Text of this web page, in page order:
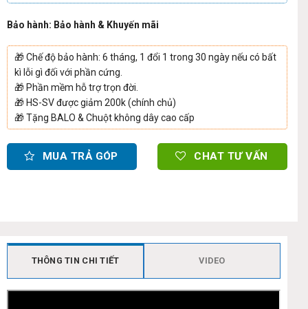
Bảo hành: Bảo hành & Khuyến mãi
🎁Chế độ bảo hành: 6 tháng, 1 đổi 1 trong 30 ngày nếu có bất
kì lỗi gì đối với phần cứng.
🎁 Phần mềm hỗ trợ trọn đời.
🎁 HS-SV được giảm 200k (chính chủ)
🎁Tặng BALO & Chuột không dây cao cấp
MUA TRẢ GÓP CHAT TƯ VẤN
THÔNG TIN CHI TIẾT VIDEO